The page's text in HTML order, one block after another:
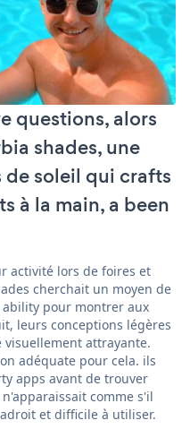
questions, alors
shades, une
soleil qui crafts
à la main, a been
activité lors de foires et
cherchait un moyen de
pour montrer aux
leurs conceptions légères
attrayante.
adéquate pour cela. ils
apps avant de trouver
comme s'il
et difficile à utiliser.